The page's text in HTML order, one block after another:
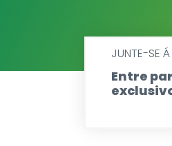
JUNTE-SE
Entre